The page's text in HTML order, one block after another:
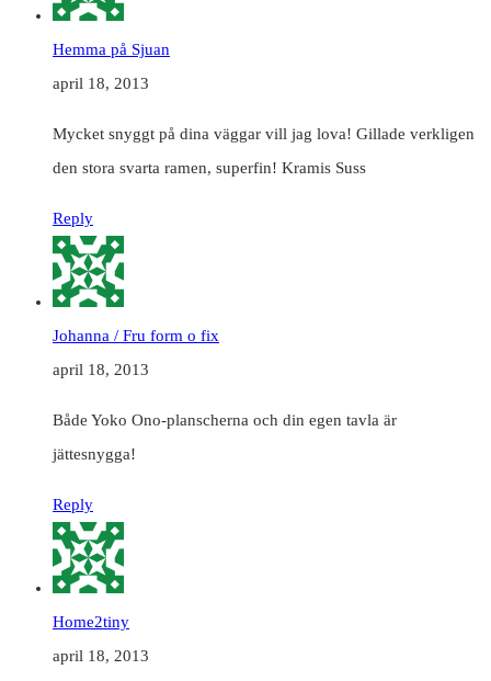
Hemma på Sjuan
april 18, 2013
Mycket snyggt på dina väggar vill jag lova! Gillade verkligen
den stora svarta ramen, superfin! Kramis Suss
Reply
Johanna / Fru form o fix
april 18, 2013
Både Yoko Ono-planscherna och din egen tavla är
jättesnygga!
Reply
Home2tiny
april 18, 2013